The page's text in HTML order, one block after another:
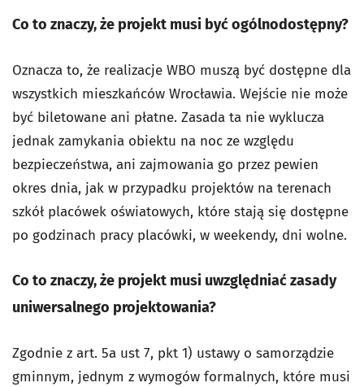
Co to znaczy, że projekt musi być ogólnodostępny?
Oznacza to, że realizacje WBO muszą być dostępne dla
wszystkich mieszkańców Wrocławia. Wejście nie może
być biletowane ani płatne. Zasada ta nie wyklucza
jednak zamykania obiektu na noc ze względu
bezpieczeństwa, ani zajmowania go przez pewien
okres dnia, jak w przypadku projektów na terenach
szkół placówek oświatowych, które stają się dostępne
po godzinach pracy placówki, w weekendy, dni wolne.
Co to znaczy, że projekt musi uwzględniać zasady
uniwersalnego projektowania?
Zgodnie z art. 5a ust 7, pkt 1) ustawy o samorządzie
gminnym, jednym z wymogów formalnych, które musi